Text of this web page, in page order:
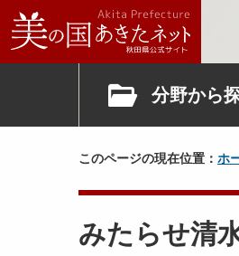
分野から
このページの現在位置： ホ
みたらせ清